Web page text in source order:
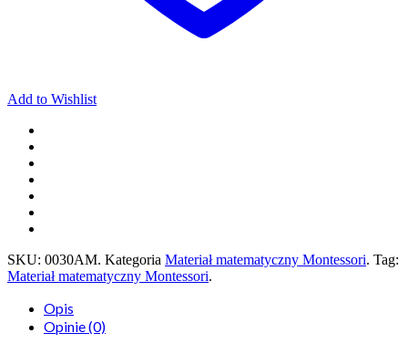
Add to Wishlist
SKU: 0030AM. Kategoria Materiał matematyczny Montessori. Tag:
Materiał matematyczny Montessori.
Opis
Opinie (0)